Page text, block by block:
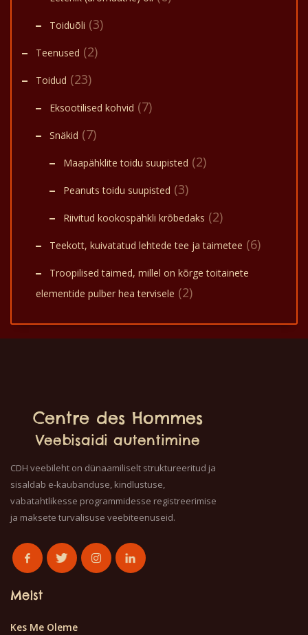
Toiduõli (3)
Teenused (2)
Toidud (23)
Eksootilised kohvid (7)
Snäkid (7)
Maapähklite toidu suupisted (2)
Peanuts toidu suupisted (3)
Riivitud kookospähkli krõbedaks (2)
Teekott, kuivatatud lehtede tee ja taimetee (6)
Troopilised taimed, millel on kõrge toitainete
elementide pulber hea tervisele (2)
Centre des Hommes
Veebisaidi autentimine
CDH veebileht on dünaamiliselt struktureeritud ja
sisaldab e-kaubanduse, kindlustuse,
vabatahtlikesse programmidesse registreerimise
ja maksete turvalisuse veebiteenuseid.
Meist
Kes Me Oleme